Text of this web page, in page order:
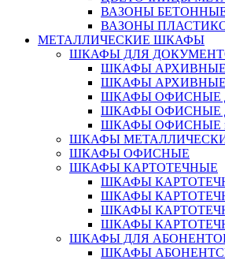
ВАЗОНЫ
ВАЗОНЫ
МЕТАЛЛИЧЕСКИЕ ШКАФЫ
ШКАФЫ ДЛЯ
ШКАФЫ АРХИВНЫЕ
ШКАФЫ АРХИВНЫЕ
ШКАФЫ ОФИСНЫЕ
ШКАФЫ ОФИСНЫЕ
ШКАФЫ ОФИСНЫЕ
ШКАФЫ
ШКАФЫ ОФИСНЫЕ
ШКАФЫ КАРТОТЕЧНЫЕ
ШКАФЫ
ШКАФЫ
ШКАФЫ
ШКАФЫ
ШКАФЫ ДЛЯ
ШКАФЫ